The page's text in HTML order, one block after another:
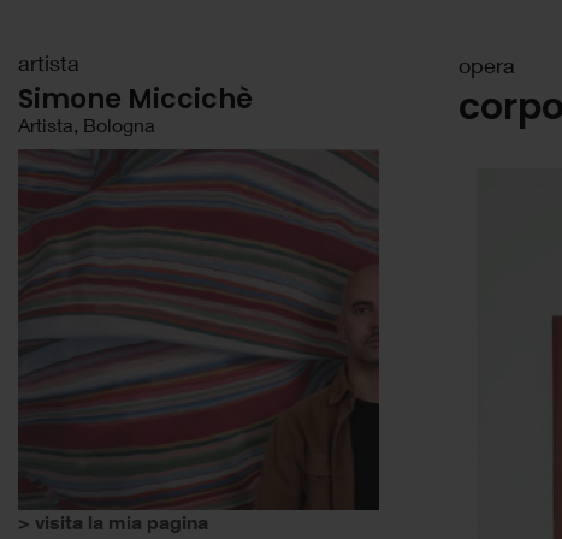
opera
artista
Simone Miccichè
Artista, Bologna
> visita la mia pagina